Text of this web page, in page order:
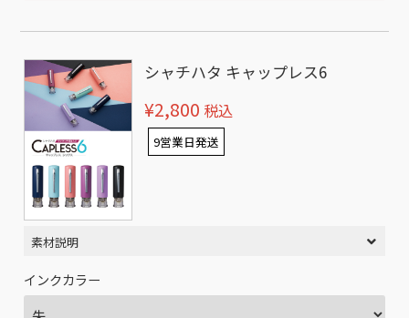
シャチハタ キャップレス6
¥2,800 税込
9営業日発送
素材説明
インクカラー